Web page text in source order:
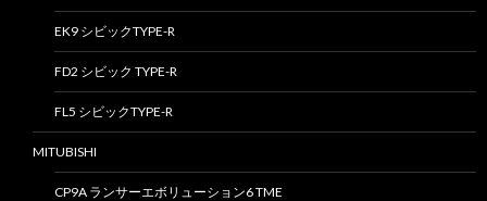
EK9 シビックTYPE-R
FD2 シビック TYPE-R
FL5 シビックTYPE-R
MITUBISHI
CP9A ランサーエボリューション6 TME